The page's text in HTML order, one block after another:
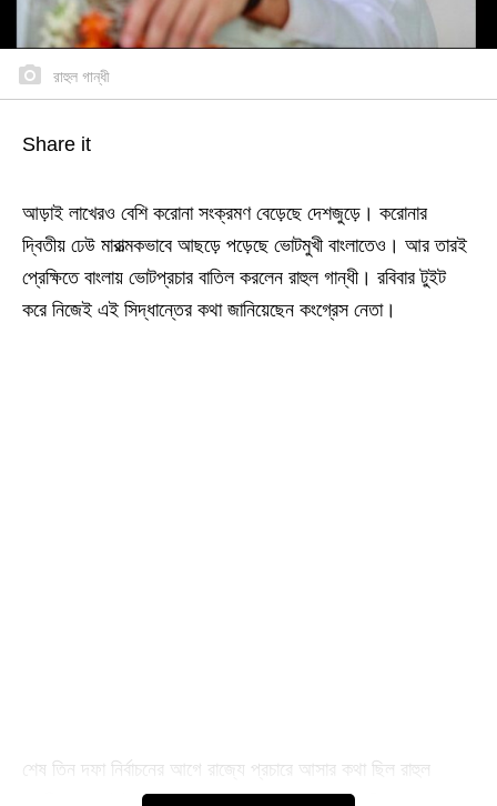
রাহুল গান্ধী
Share it
আড়াই লাখেরও বেশি করোনা সংক্রমণ বেড়েছে দেশজুড়ে। করোনার
দ্বিতীয় ঢেউ মারাত্মকভাবে আছড়ে পড়েছে ভোটমুখী বাংলাতেও। আর তারই
প্রেক্ষিতে বাংলায় ভোটপ্রচার বাতিল করলেন রাহুল গান্ধী। রবিবার টুইট
করে নিজেই এই সিদ্ধান্তের কথা জানিয়েছেন কংগ্রেস নেতা।
শেষ তিন দফা নির্বাচনের আগে রাজ্যে প্রচারে আসার কথা ছিল রাহুল